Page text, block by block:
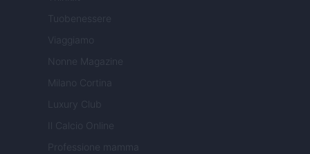
Tuobenessere
Viaggiamo
Nonne Magazine
Milano Cortina
Luxury Club
Il Calcio Online
Professione mamma